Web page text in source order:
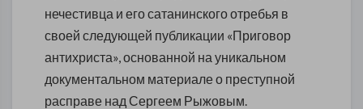
нечестивца и его сатанинского отребья в
своей следующей публикации «Приговор
антихриста», основанной на уникальном
документальном материале о преступной
расправе над Сергеем Рыжовым.